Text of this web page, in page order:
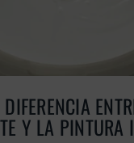
Y LA PINTURA